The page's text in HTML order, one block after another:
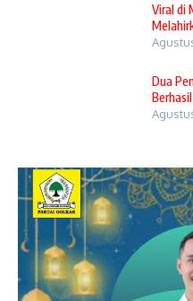
Viral di
Dua